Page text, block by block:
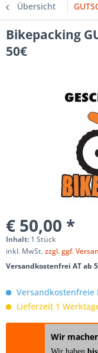
Übersicht
Bikepacking
50€
€ 50,00 *
Inhalt: 1 Stück
inkl. MwSt.zzgl. ggf.
Versandkostenfrei AT ab
Versandkostenfreie
Lieferzeit 1
Wir